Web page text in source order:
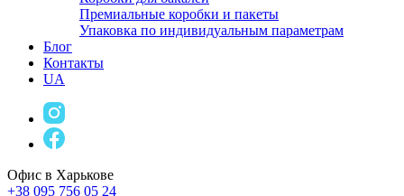
Премиальные коробки и пакеты
Упаковка по индивидуальным параметрам
Блог
Контакты
UA
Офис в Харькове
+38 095 756 05 24